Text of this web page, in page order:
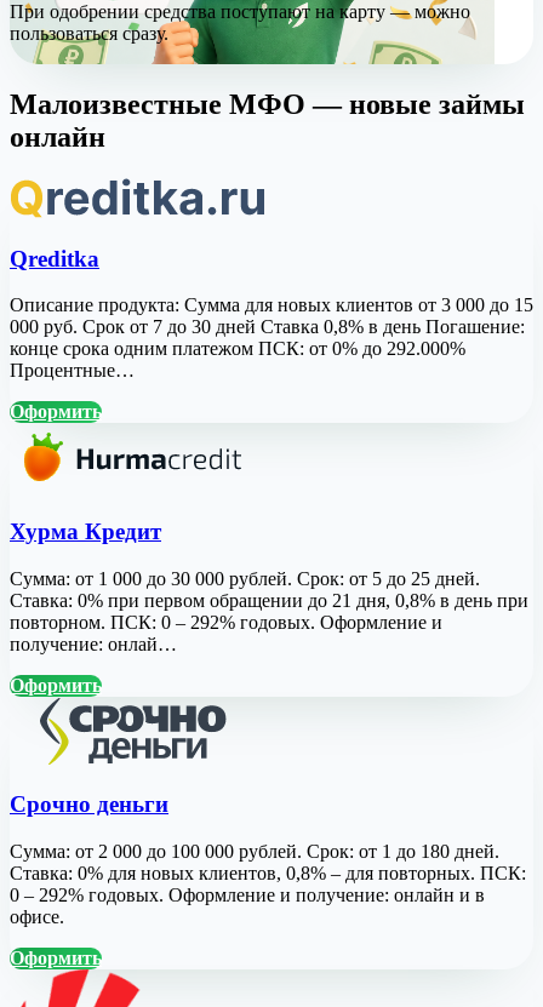
При одобрении средства поступают на карту — можно
пользоваться сразу.
Малоизвестные МФО — новые займы
онлайн
Qreditka
Описание продукта: Сумма для новых клиентов от 3 000 до 15
000 руб. Срок от 7 до 30 дней Ставка 0,8% в день Погашение:
конце срока одним платежом ПСК: от 0% до 292.000%
Процентные…
Оформить
Хурма Кредит
Сумма: от 1 000 до 30 000 рублей. Срок: от 5 до 25 дней.
Ставка: 0% при первом обращении до 21 дня, 0,8% в день при
повторном. ПСК: 0 – 292% годовых. Оформление и
получение: онлай…
Оформить
Срочно деньги
Сумма: от 2 000 до 100 000 рублей. Срок: от 1 до 180 дней.
Ставка: 0% для новых клиентов, 0,8% – для повторных. ПСК:
0 – 292% годовых. Оформление и получение: онлайн и в
офисе.
Оформить